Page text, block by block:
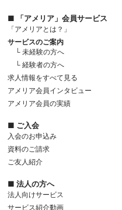
■ 「アメリア」会員サービス
「アメリアとは？」
サービスのご案内
└ 未経験の方へ
└ 経験者の方へ
求人情報をすべて見る
アメリア会員インタビュー
アメリア会員の実績
■ ご入会
入会のお申込み
資料のご請求
ご友人紹介
■ 法人の方へ
法人向けサービス
サービス紹介動画